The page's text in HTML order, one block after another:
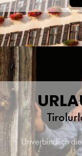
Unverbindlich